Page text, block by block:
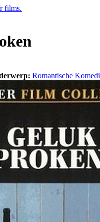
Romantische